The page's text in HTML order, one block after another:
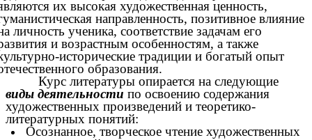
их высокая художественная ценность,
направленность, позитивное влияние
личность ученика, соответствие задачам его
и возрастным особенностям, а также
исторические традиции и богатый опыт
образования.
Курс литературы опирается на следующие
виды деятельности по освоению содержания
художественных произведений и теоретико-
литературных понятий:
Осознанное, творческое чтение художественных